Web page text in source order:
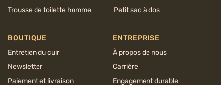
Trousse de toilette homme
Petit sac à dos
BOUTIQUE
Entretien du cuir
Newsletter
Paiement et livraison
ENTREPRISE
À propos de nous
Carrière
Engagement durable